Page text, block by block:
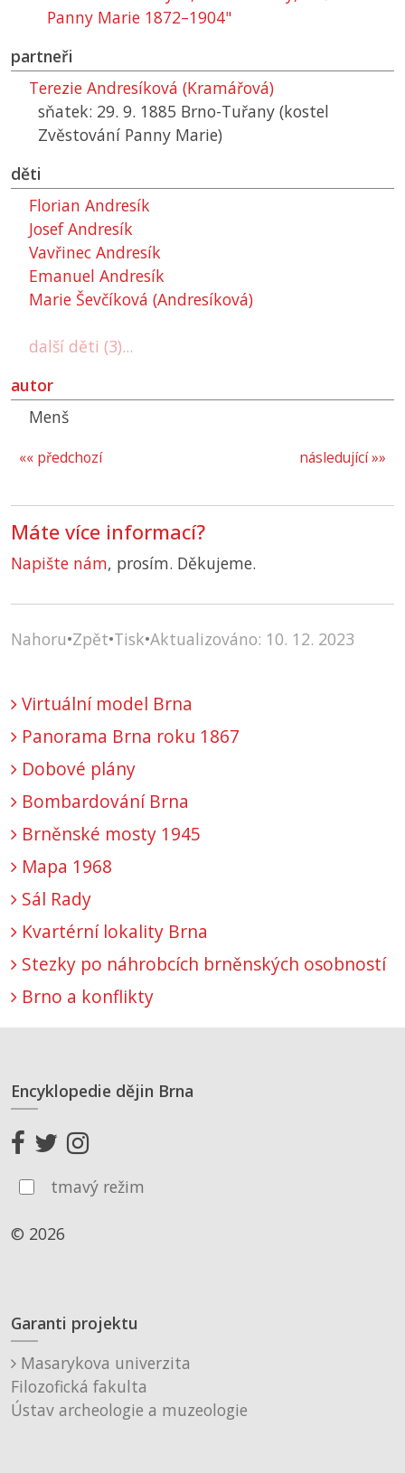
Panny Marie 1872–1904"
partneři
Terezie Andresíková (Kramářová)
sňatek: 29. 9. 1885 Brno-Tuřany (kostel
Zvěstování Panny Marie)
děti
Florian Andresík
Josef Andresík
Vavřinec Andresík
Emanuel Andresík
Marie Ševčíková (Andresíková)
další děti (3)...
autor
Menš
následující »»
«« předchozí
Máte více informací?
Napište nám, prosím. Děkujeme.
Nahoru•Zpět•Tisk•Aktualizováno: 10. 12. 2023
Virtuální model Brna
Panorama Brna roku 1867
Dobové plány
Bombardování Brna
Brněnské mosty 1945
Mapa 1968
Sál Rady
Kvartérní lokality Brna
Stezky po náhrobcích brněnských osobností
Brno a konflikty
Encyklopedie dějin Brna
tmavý režim
© 2026
Garanti projektu
Masarykova univerzita
Filozofická fakulta
Ústav archeologie a muzeologie